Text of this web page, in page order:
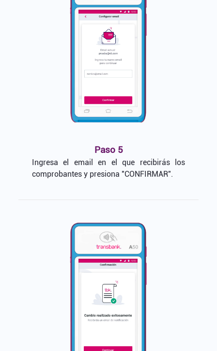
Paso 5
Ingresa el email en el que recibirás los
comprobantes y presiona "CONFIRMAR".